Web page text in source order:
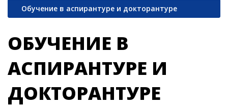
Обучение в аспирантуре и докторантуре
ОБУЧЕНИЕ В
АСПИРАНТУРЕ И
ДОКТОРАНТУРЕ